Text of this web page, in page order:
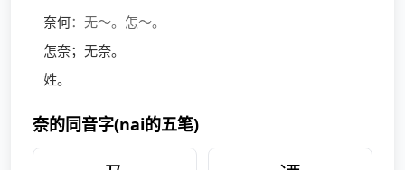
奈何：无～。怎～。
怎奈；无奈。
姓。
奈的同音字(nai的五笔)